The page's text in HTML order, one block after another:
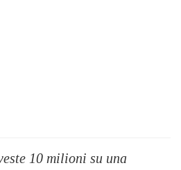
10 milioni su una